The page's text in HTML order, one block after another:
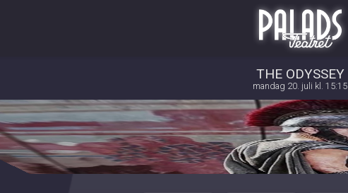
Palads Teatret
THE ODYSSEY
mandag 20. juli kl. 15:15
front05-temp 082939